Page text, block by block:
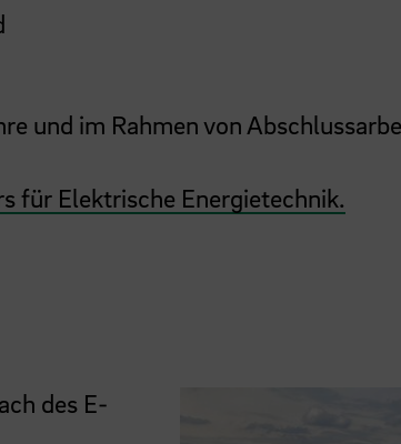
und im Rahmen von
für Elektrische Energietechnik.
des E-